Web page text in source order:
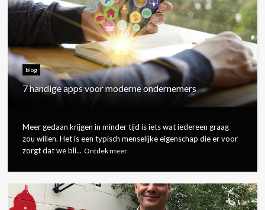
blog
7 handige apps voor moderne ondernemers
Meer gedaan krijgen in minder tijd is iets wat iedereen graag
zou willen. Het is een typisch menselijke eigenschap die er voor
zorgt dat we bli... Ontdek meer